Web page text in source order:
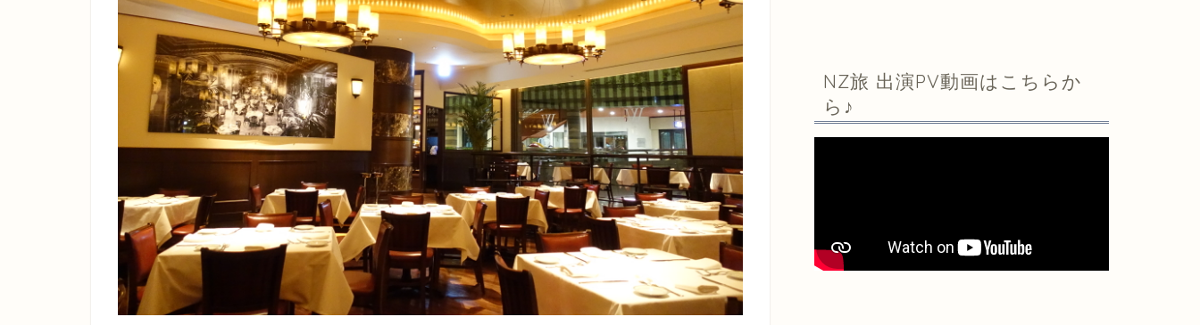
NZ旅 出演PV動画はこちらか
ら♪